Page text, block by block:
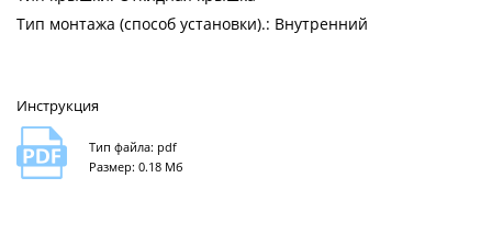
Тип монтажа (способ установки).: Внутренний
Инструкция
Тип файла: pdf
Размер: 0.18 Мб